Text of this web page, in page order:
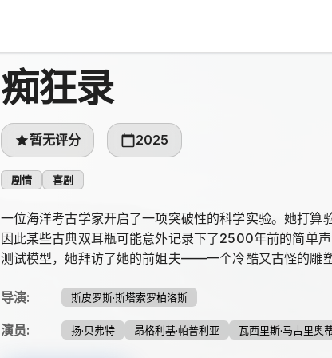
痴狂录
暂无评分 2025
剧情 喜剧
一位海洋考古学家开启了一项突破性的科学实验。她打算
因此某些古典双耳瓶可能意外记录下了2500年前的简单
测试模型，她拜访了她的前姐夫——一个冷酷又古怪的雕
导演: 斯皮罗斯·斯塔索罗柏洛斯
演员: 扬·贝弗特 昂格利基·帕普利亚 瓦西里斯·马古里奥